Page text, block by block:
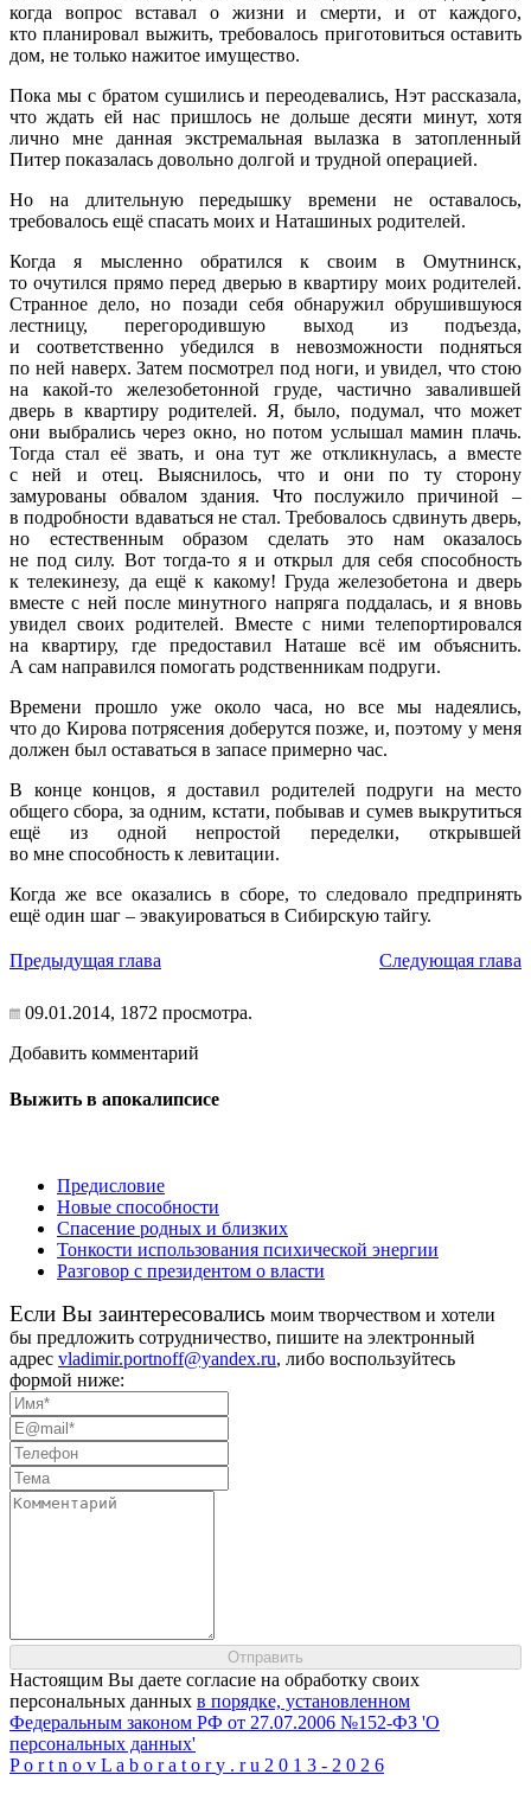
когда вопрос вставал о жизни и смерти, и от каждого,
кто планировал выжить, требовалось приготовиться оставить
дом, не только нажитое имущество.
Пока мы с братом сушились и переодевались, Нэт рассказала,
что ждать ей нас пришлось не дольше десяти минут, хотя
лично мне данная экстремальная вылазка в затопленный
Питер показалась довольно долгой и трудной операцией.
Но на длительную передышку времени не оставалось,
требовалось ещё спасать моих и Наташиных родителей.
Когда я мысленно обратился к своим в Омутнинск,
то очутился прямо перед дверью в квартиру моих родителей.
Странное дело, но позади себя обнаружил обрушившуюся
лестницу, перегородившую выход из подъезда,
и соответственно убедился в невозможности подняться
по ней наверх. Затем посмотрел под ноги, и увидел, что стою
на какой-то железобетонной груде, частично завалившей
дверь в квартиру родителей. Я, было, подумал, что может
они выбрались через окно, но потом услышал мамин плачь.
Тогда стал её звать, и она тут же откликнулась, а вместе
с ней и отец. Выяснилось, что и они по ту сторону
замурованы обвалом здания. Что послужило причиной –
в подробности вдаваться не стал. Требовалось сдвинуть дверь,
но естественным образом сделать это нам оказалось
не под силу. Вот тогда-то я и открыл для себя способность
к телекинезу, да ещё к какому! Груда железобетона и дверь
вместе с ней после минутного напряга поддалась, и я вновь
увидел своих родителей. Вместе с ними телепортировался
на квартиру, где предоставил Наташе всё им объяснить.
А сам направился помогать родственникам подруги.
Времени прошло уже около часа, но все мы надеялись,
что до Кирова потрясения доберутся позже, и, поэтому у меня
должен был оставаться в запасе примерно час.
В конце концов, я доставил родителей подруги на место
общего сбора, за одним, кстати, побывав и сумев выкрутиться
ещё из одной непростой переделки, открывшей
во мне способность к левитации.
Когда же все оказались в сборе, то следовало предпринять
ещё один шаг – эвакуироваться в Сибирскую тайгу.
Предыдущая глава Следующая глава
09.01.2014, 1872 просмотра.
Добавить комментарий
Выжить в апокалипсисе
Предисловие
Новые способности
Спасение родных и близких
Тонкости использования психической энергии
Разговор с президентом о власти
Eсли Вы заинтересовались моим творчеством и хотели
бы предложить сотрудничество, пишите на электронный
адрес vladimir.portnoff@yandex.ru, либо воспользуйтесь
формой ниже:
Настоящим Вы даете согласие на обработку своих
персональных данных в порядке, установленном
Федеральным законом РФ от 27.07.2006 №152-ФЗ 'О
персональных данных'
P o r t n o v L a b o r a t o r y . r u 2 0 1 3 - 2 0 2 6